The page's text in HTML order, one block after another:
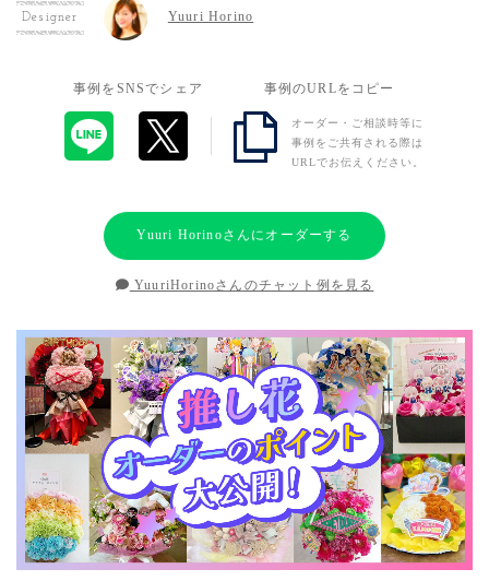
Designer Yuuri Horino
事例をSNSでシェア 事例のURLをコピー
オーダー・ご相談時等に
事例をご共有される際は
URLでお伝えください。
Yuuri Horinoさんにオーダーする
YuuriHorinoさんのチャット例を見る